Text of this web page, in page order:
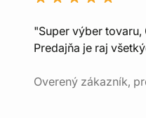
"Super výber tovaru,
Predajňa je raj
Overený zákazník,